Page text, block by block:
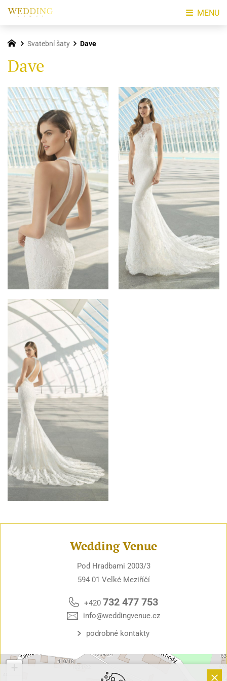
Svatební šaty Dave
Dave
Wedding Venue
Pod Hradbami 2003/3
594 01 Velké Meziříčí
+420 732 477 753
info@weddingvenue.cz
podrobné kontakty
+
MENU